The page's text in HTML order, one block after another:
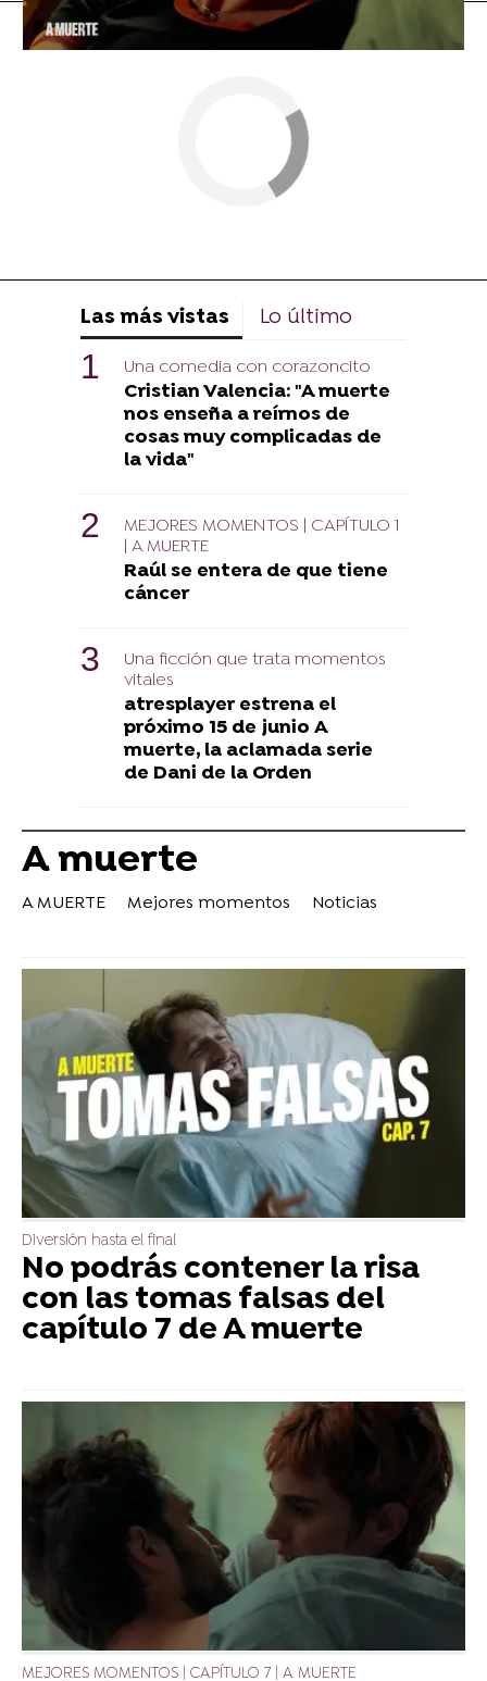
Las más vistas Lo último
Una comedia con corazoncito
Cristian Valencia: "A muerte
nos enseña a reírnos de
cosas muy complicadas de
la vida"
MEJORES MOMENTOS | CAPÍTULO 1
| A MUERTE
Raúl se entera de que tiene
cáncer
Una ficción que trata momentos
vitales
atresplayer estrena el
próximo 15 de junio A
muerte, la aclamada serie
de Dani de la Orden
A muerte
A MUERTE Mejores momentos Noticias
Diversión hasta el final
No podrás contener la risa
con las tomas falsas del
capítulo 7 de A muerte
MEJORES MOMENTOS | CAPÍTULO 7 | A MUERTE